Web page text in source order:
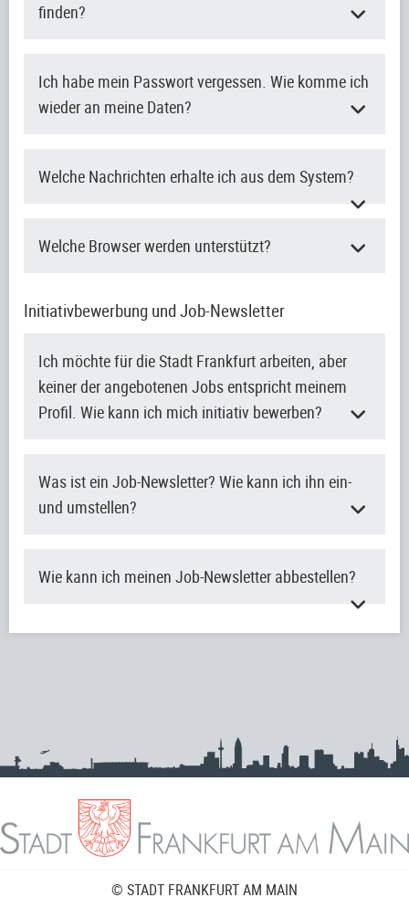
finden?
Ich habe mein Passwort vergessen. Wie komme ich
wieder an meine Daten?
Welche Nachrichten erhalte ich aus dem System?
Welche Browser werden unterstützt?
Initiativbewerbung und Job-Newsletter
Ich möchte für die Stadt Frankfurt arbeiten, aber
keiner der angebotenen Jobs entspricht meinem
Profil. Wie kann ich mich initiativ bewerben?
Was ist ein Job-Newsletter? Wie kann ich ihn ein-
und umstellen?
Wie kann ich meinen Job-Newsletter abbestellen?
© STADT FRANKFURT AM MAIN